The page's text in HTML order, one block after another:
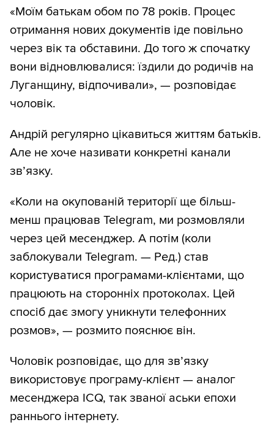
«Моїм батькам обом по 78 років. Процес
отримання нових документів іде повільно
через вік та обставини. До того ж спочатку
вони відновлювалися: їздили до родичів на
Луганщину, відпочивали», — розповідає
чоловік.
Андрій регулярно цікавиться життям батьків.
Але не хоче називати конкретні канали
зв’язку.
«Коли на окупованій території ще більш-
менш працював Telegram, ми розмовляли
через цей месенджер. А потім (коли
заблокували Telegram. — Ред.) став
користуватися програмами-клієнтами, що
працюють на сторонніх протоколах. Цей
спосіб дає змогу уникнути телефонних
розмов», — розмито пояснює він.
Чоловік розповідає, що для зв’язку
використовує програму-клієнт — аналог
месенджера ICQ, так званої аськи епохи
раннього інтернету.